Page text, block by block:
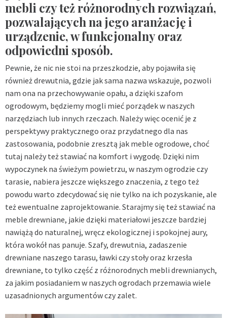
mebli czy też różnorodnych rozwiązań,
pozwalających na jego aranżację i
urządzenie, w funkcjonalny oraz
odpowiedni sposób.
Pewnie, że nic nie stoi na przeszkodzie, aby pojawiła się
również drewutnia, gdzie jak sama nazwa wskazuje, pozwoli
nam ona na przechowywanie opału, a dzięki szafom
ogrodowym, będziemy mogli mieć porządek w naszych
narzędziach lub innych rzeczach. Należy więc ocenić je z
perspektywy praktycznego oraz przydatnego dla nas
zastosowania, podobnie zresztą jak meble ogrodowe, choć
tutaj należy też stawiać na komfort i wygodę. Dzięki nim
wypoczynek na świeżym powietrzu, w naszym ogrodzie czy
tarasie, nabiera jeszcze większego znaczenia, z tego też
powodu warto zdecydować się nie tylko na ich pozyskanie, ale
też ewentualne zaprojektowanie. Starajmy się też stawiać na
meble drewniane, jakie dzięki materiałowi jeszcze bardziej
nawiążą do naturalnej, wręcz ekologicznej i spokojnej aury,
która wokół nas panuje. Szafy, drewutnia, zadaszenie
drewniane naszego tarasu, ławki czy stoły oraz krzesła
drewniane, to tylko część z różnorodnych mebli drewnianych,
za jakim posiadaniem w naszych ogrodach przemawia wiele
uzasadnionych argumentów czy zalet.